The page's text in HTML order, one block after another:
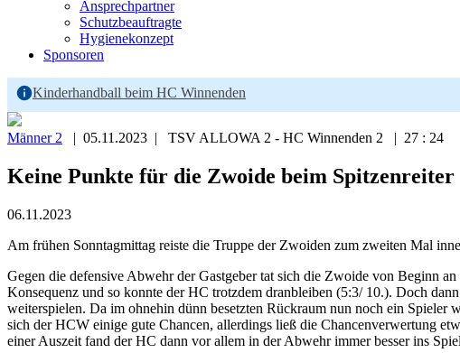
Ansprechpartner
Schutzbeauftragte
Hygienekonzept
Sponsoren
Kinderhandball beim HC Winnenden
Männer 2 | 05.11.2023 | TSV ALLOWA 2 - HC Winnenden 2 | 27 : 24
Keine Punkte für die Zwoide beim Spitzenreiter
06.11.2023
Am frühen Sonntagmittag reiste die Truppe der Zwoiden zum zweiten Mal
Gegen die defensive Abwehr der Gastgeber tat sich die Zwoide von Beginn
Konsequenz und so konnte der HC trotzdem dranbleiben (5:3/ 10.). Doch
weiterspielen. Da im ohnehin dünn besetzten Rückraum nun noch ein
sich der HCW einige gute Chancen, allerdings ließ die Chancenverwertung
einer Auszeit fand der HC dann vor allem in der Abwehr immer besser ins